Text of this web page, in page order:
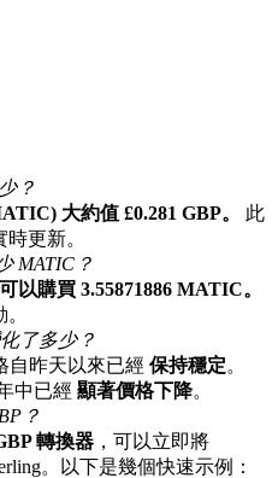
？
大約值 £0.281 GBP。
此
更新。
MATIC？
以購買 3.55871886 MATIC。
了多少？
自昨天以來已經 保持穩定。
中已經 顯著價格下降。
？
轉換器 ，可以立即將
。以下是幾個快速示例：